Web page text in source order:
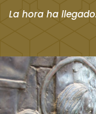
La hora ha